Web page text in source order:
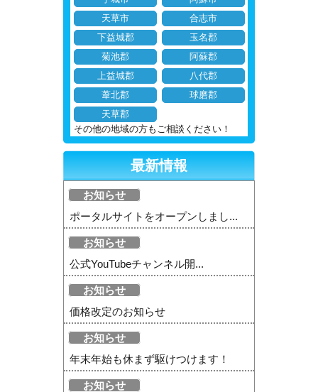
天草市
合志市
下益城郡
玉名郡
菊池郡
阿蘇郡
上益城郡
八代郡
葦北郡
球磨郡
天草郡
その他の地域の方もご相談ください！
最新情報
お知らせ
ポータルサイトをオープンしまし...
お知らせ
公式YouTubeチャンネル開...
お知らせ
価格改定のお知らせ
お知らせ
年末年始も休まず駆けつけます！
お知らせ